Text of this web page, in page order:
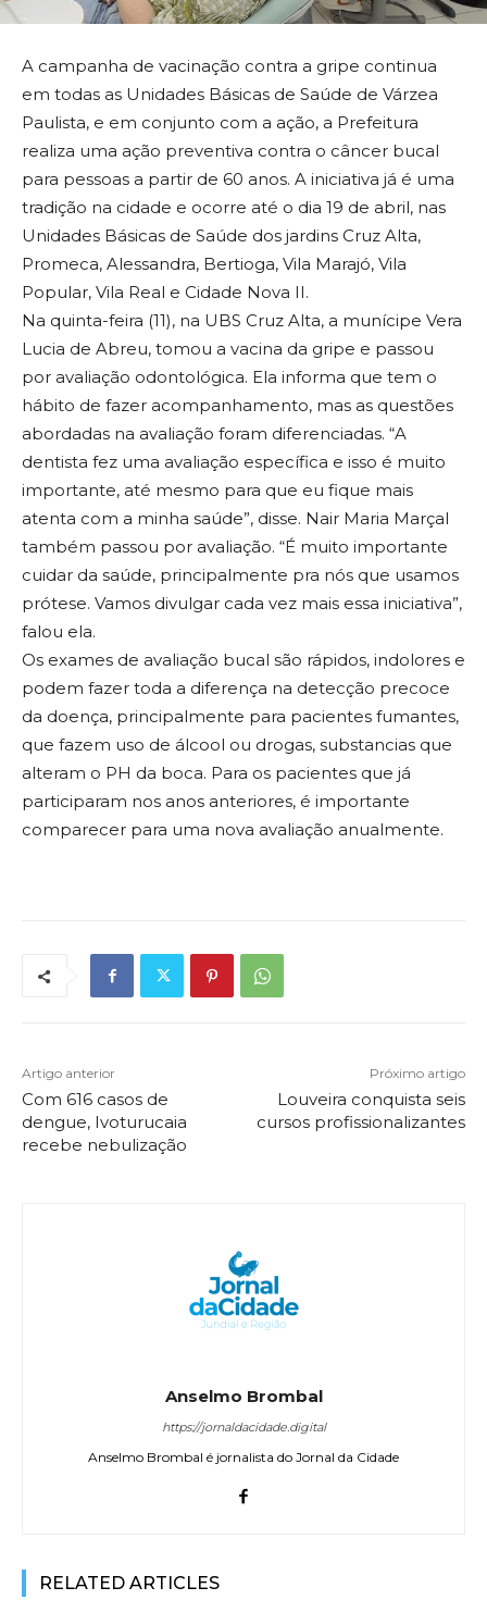
A campanha de vacinação contra a gripe continua
em todas as Unidades Básicas de Saúde de Várzea
Paulista, e em conjunto com a ação, a Prefeitura
realiza uma ação preventiva contra o câncer bucal
para pessoas a partir de 60 anos. A iniciativa já é uma
tradição na cidade e ocorre até o dia 19 de abril, nas
Unidades Básicas de Saúde dos jardins Cruz Alta,
Promeca, Alessandra, Bertioga, Vila Marajó, Vila
Popular, Vila Real e Cidade Nova II.
Na quinta-feira (11), na UBS Cruz Alta, a munícipe Vera
Lucia de Abreu, tomou a vacina da gripe e passou
por avaliação odontológica. Ela informa que tem o
hábito de fazer acompanhamento, mas as questões
abordadas na avaliação foram diferenciadas. “A
dentista fez uma avaliação específica e isso é muito
importante, até mesmo para que eu fique mais
atenta com a minha saúde”, disse. Nair Maria Marçal
também passou por avaliação. “É muito importante
cuidar da saúde, principalmente pra nós que usamos
prótese. Vamos divulgar cada vez mais essa iniciativa”,
falou ela.
Os exames de avaliação bucal são rápidos, indolores e
podem fazer toda a diferença na detecção precoce
da doença, principalmente para pacientes fumantes,
que fazem uso de álcool ou drogas, substancias que
alteram o PH da boca. Para os pacientes que já
participaram nos anos anteriores, é importante
comparecer para uma nova avaliação anualmente.
Artigo anterior
Com 616 casos de
dengue, Ivoturucaia
recebe nebulização
Próximo artigo
Louveira conquista seis
cursos profissionalizantes
Anselmo Brombal
https://jornaldacidade.digital
Anselmo Brombal é jornalista do Jornal da Cidade
RELATED ARTICLES